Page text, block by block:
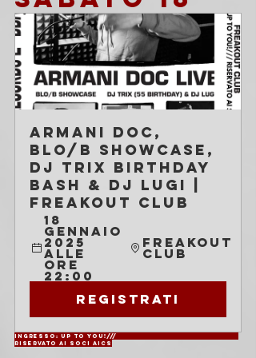
Armani Doc,
Blo/B showcase,
Dj Trix Birthday
Bash & Dj Lugi |
Freakout Club
18
gennaio
2025
alle
ore
22:00
Freakout
Club
Registrati
Ingresso: Up to You!///
Riservato ai soci AICS